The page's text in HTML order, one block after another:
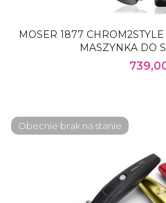
MOSER 1877
MASZYNKA DO
Obecnie brak na stanie